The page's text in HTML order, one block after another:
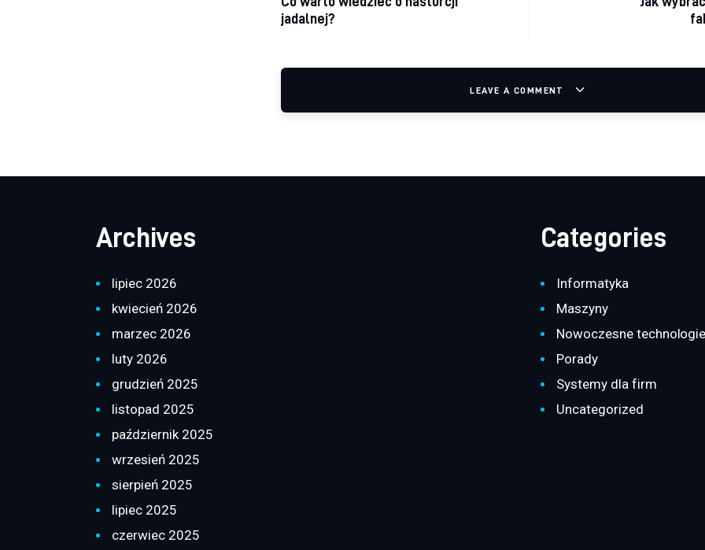
jadalnej?
LEAVE A COMMENT
Archives
lipiec 2026
kwiecień 2026
marzec 2026
luty 2026
grudzień 2025
listopad 2025
październik 2025
wrzesień 2025
sierpień 2025
lipiec 2025
czerwiec 2025
Categories
Informatyka
Maszyny
Nowoczesne
Porady
Systemy dla firm
Uncategorized